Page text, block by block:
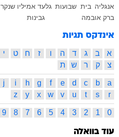
אנגליה בית שבועות גלעד אמיליו שנקר
ברק אובמה
גבינות
אינדקס תגיות
א ב ג ד ה ו ז ח ט י
צ
ק ר ש ת
a
b
c
d
e
f
g
h
i
j
r
s
t
u
v
w
x
y
z
0
1
2
3
4
5
6
7
8
9
עוד בוואלה